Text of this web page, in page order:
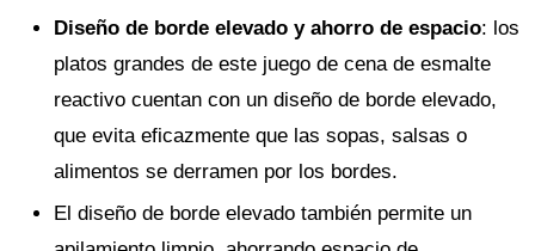
Diseño de borde elevado y ahorro de espacio: los
platos grandes de este juego de cena de esmalte
reactivo cuentan con un diseño de borde elevado,
que evita eficazmente que las sopas, salsas o
alimentos se derramen por los bordes.
El diseño de borde elevado también permite un